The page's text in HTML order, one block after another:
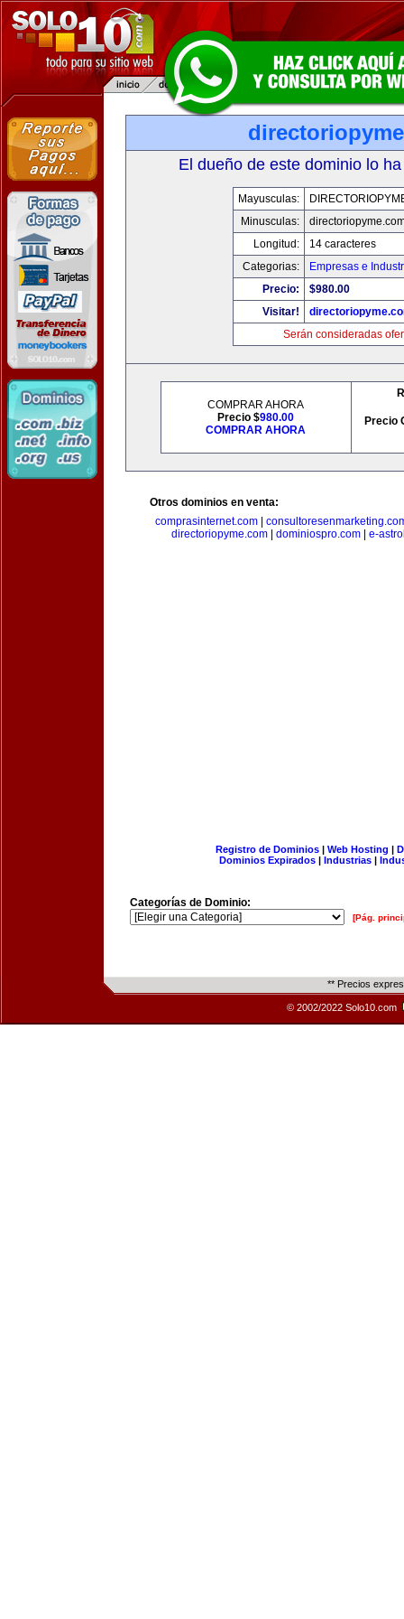
El dueño de este dominio lo
Mayusculas:
Minusculas:
Longitud:
14 caracteres
Categorias:
Empresas e
Precio:
$980.00
Visitar!
Serán consideradas
COMPRAR AHORA
Precio $980.00
COMPRAR AHORA
Precio
Otros dominios en venta:
comprasinternet.com|
directoriopyme.com| dominiospro.com| e-
Registro de Dominios| Web Hosting |
Dominios Expirados | Industrias |
Categorías de Dominio:
[Pág.
** Precios
© 2002/2022 Solo10.com